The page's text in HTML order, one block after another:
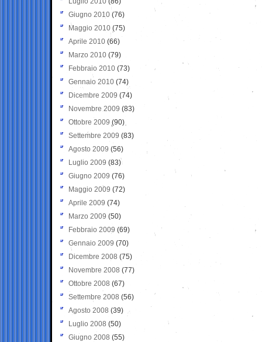
Giugno 2010 (76)
Maggio 2010 (75)
Aprile 2010 (66)
Marzo 2010 (79)
Febbraio 2010 (73)
Gennaio 2010 (74)
Dicembre 2009 (74)
Novembre 2009 (83)
Ottobre 2009 (90)
Settembre 2009 (83)
Agosto 2009 (56)
Luglio 2009 (83)
Giugno 2009 (76)
Maggio 2009 (72)
Aprile 2009 (74)
Marzo 2009 (50)
Febbraio 2009 (69)
Gennaio 2009 (70)
Dicembre 2008 (75)
Novembre 2008 (77)
Ottobre 2008 (67)
Settembre 2008 (56)
Agosto 2008 (39)
Luglio 2008 (50)
Giugno 2008 (55)